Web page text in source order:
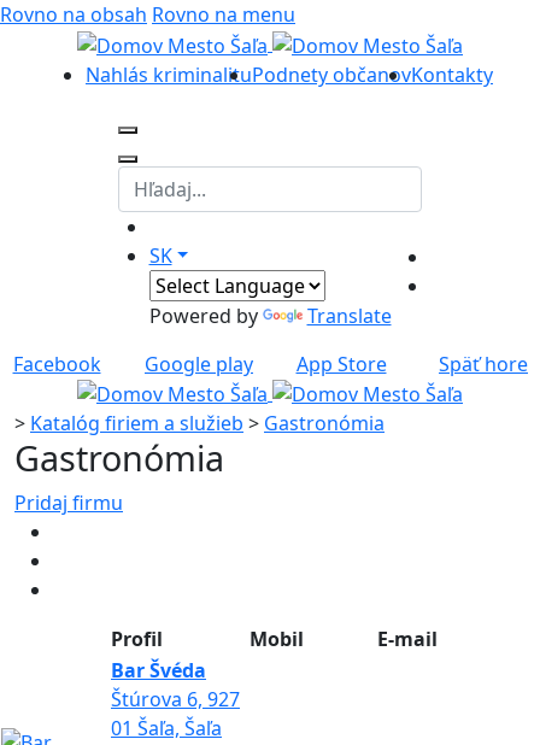
Rovno na obsah Rovno na menu
Nahlás kriminalituPodnety občanovKontakty
SK
Powered by
Translate
Facebook
Google play App Store Späť hore
> Katalóg firiem a služieb > Gastronómia
Gastronómia
Pridaj firmu
Profil Mobil
E-mail
Bar Švéda
Štúrova 6, 927
01 Šaľa, Šaľa